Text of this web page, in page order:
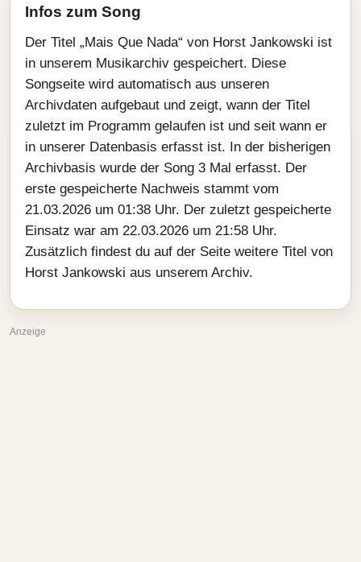
Infos zum Song
Der Titel „Mais Que Nada“ von Horst Jankowski ist
in unserem Musikarchiv gespeichert. Diese
Songseite wird automatisch aus unseren
Archivdaten aufgebaut und zeigt, wann der Titel
zuletzt im Programm gelaufen ist und seit wann er
in unserer Datenbasis erfasst ist. In der bisherigen
Archivbasis wurde der Song 3 Mal erfasst. Der
erste gespeicherte Nachweis stammt vom
21.03.2026 um 01:38 Uhr. Der zuletzt gespeicherte
Einsatz war am 22.03.2026 um 21:58 Uhr.
Zusätzlich findest du auf der Seite weitere Titel von
Horst Jankowski aus unserem Archiv.
Anzeige